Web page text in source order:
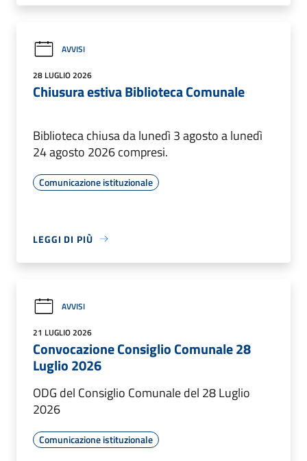
AVVISI
28 LUGLIO 2026
Chiusura estiva Biblioteca Comunale
Biblioteca chiusa da lunedì 3 agosto a lunedì
24 agosto 2026 compresi.
Comunicazione istituzionale
LEGGI DI PIÙ
AVVISI
21 LUGLIO 2026
Convocazione Consiglio Comunale 28
Luglio 2026
ODG del Consiglio Comunale del 28 Luglio
2026
Comunicazione istituzionale